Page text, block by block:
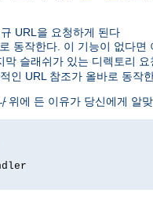
URL을 요청하게 된다
동작한다. 이 기능이 없다면
막 슬래쉬가 있는 디렉토리 요
인 URL 참조가 올바로 동작
위에 든 이유가 당신에게 알